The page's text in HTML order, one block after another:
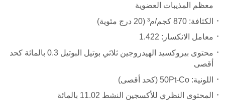
معظم المذيبات العضوية
الكثافة: 870 كجم/م³
(20 درج مئوية)
معامل الانكسار: 1.422
محتوى بيروكسيد الهيدروجين ثلاثي بوتيل البوتيل 0.3 بالمائة كحد
أقصى
اللونية:50Pt-Co
(كحد أقصى)
المحتوى النظري للأكسجين النشط 11.02 بالمائة